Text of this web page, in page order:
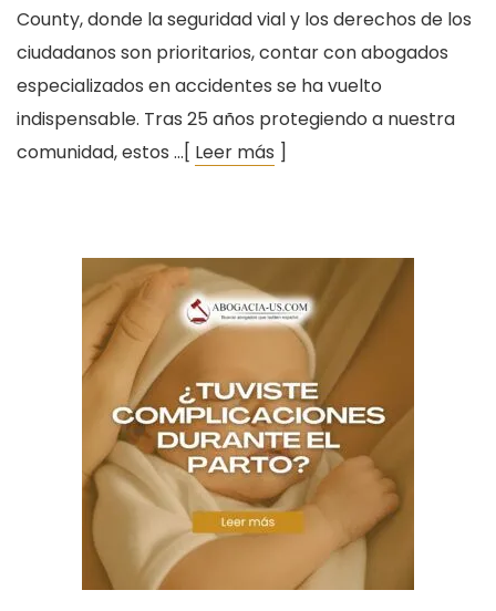
County, donde la seguridad vial y los derechos de los
ciudadanos son prioritarios, contar con abogados
especializados en accidentes se ha vuelto
indispensable. Tras 25 años protegiendo a nuestra
comunidad, estos …[ Leer más ]